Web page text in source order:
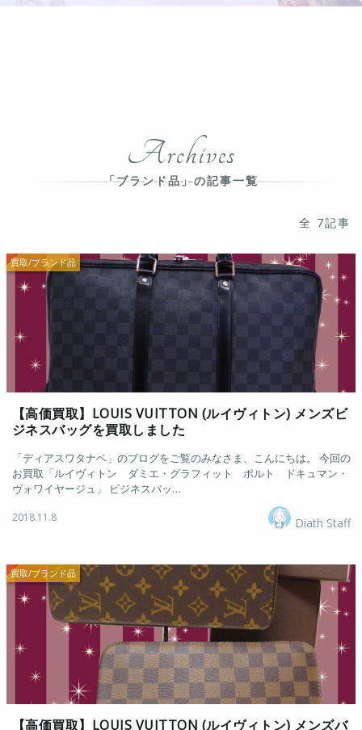
Archives
「ブランド品」の記事一覧
全 7記事
買取/ブランド品
【高価買取】LOUIS VUITTON (ルイヴィトン) メンズビ
ジネスバッグを買取しました
「ディアスワタナベ」のブログをご覧のみなさま、こんにちは。 今回の
お買取「ルイヴィトン ダミエ・グラフィット ポルト ドキュマン・
ヴォワイヤージュ」 ビジネスバッ…
2018.11.8 Diath Staff
買取/ブランド品
【高価買取】LOUIS VUITTON (ルイヴィトン) メンズバ